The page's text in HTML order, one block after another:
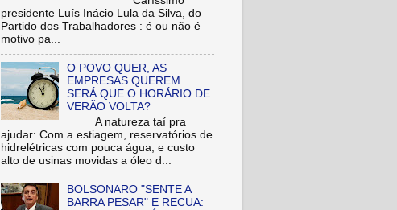
presidente Luís Inácio Lula da Silva, do
Partido dos Trabalhadores : é ou não é
motivo pa...
O POVO QUER, AS
EMPRESAS QUEREM....
SERÁ QUE O HORÁRIO DE
VERÃO VOLTA?
A natureza taí pra
ajudar: Com a estiagem, reservatórios de
hidrelétricas com pouca água; e custo
alto de usinas movidas a óleo d...
BOLSONARO "SENTE A
BARRA PESAR" E RECUA: